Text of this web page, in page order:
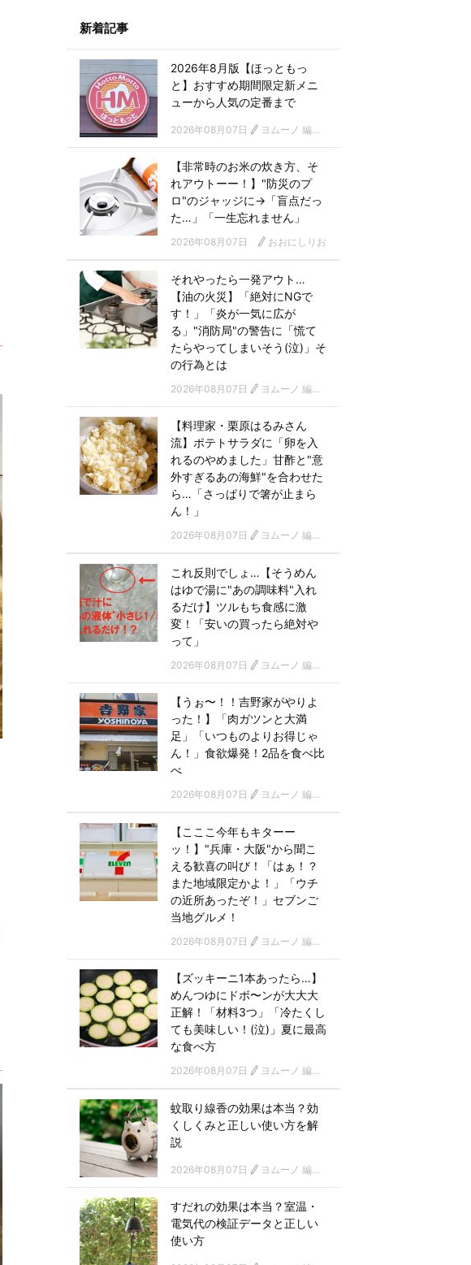
新着記事
2026年8月版【ほっともっ
と】おすすめ期間限定新メニ
ューから人気の定番まで
2026年08月07日 ヨムーノ 編集部
【非常時のお米の炊き方、そ
れアウトーー！】"防災のプ
ロ"のジャッジに→「盲点だっ
た…」「一生忘れません」
2026年08月07日 おおにしりお
それやったら一発アウト…
【油の火災】「絶対にNGで
す！」「炎が一気に広が
る」"消防局"の警告に「慌て
たらやってしまいそう(泣)」そ
の行為とは
2026年08月07日 ヨムーノ 編集部
【料理家・栗原はるみさん
流】ポテトサラダに「卵を入
れるのやめました」甘酢と"意
外すぎるあの海鮮"を合わせた
ら…「さっぱりで箸が止まら
ん！」
2026年08月07日 ヨムーノ 編集部
これ反則でしょ…【そうめん
はゆで湯に"あの調味料"入れ
るだけ】ツルもち食感に激
変！「安いの買ったら絶対や
って」
2026年08月07日 ヨムーノ 編集部
【うぉ〜！！吉野家がやりよ
った！】「肉ガツンと大満
足」「いつものよりお得じゃ
ん！」食欲爆発！2品を食べ比
べ
2026年08月07日 ヨムーノ 編集部
【こここ今年もキターー
ッ！】"兵庫・大阪"から聞こ
える歓喜の叫び！「はぁ！？
また地域限定かよ！」「ウチ
の近所あったぞ！」セブンご
当地グルメ！
2026年08月07日 ヨムーノ 編集部
【ズッキーニ1本あったら…】
めんつゆにドボ〜ンが大大大
正解！「材料3つ」「冷たくし
ても美味しい！(泣)」夏に最高
な食べ方
2026年08月07日 ヨムーノ 編集部
蚊取り線香の効果は本当？効
くしくみと正しい使い方を解
説
2026年08月07日 ヨムーノ 編集部
すだれの効果は本当？室温・
電気代の検証データと正しい
使い方